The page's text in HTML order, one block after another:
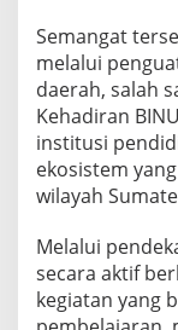
Semangat
melalui
daerah, salah
Kehadiran
institusi
ekosistem
wilayah
Melalui
secara aktif
kegiatan yang